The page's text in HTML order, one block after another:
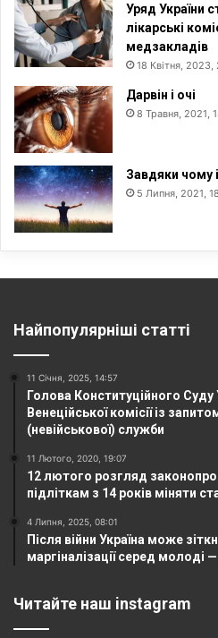
Уряд України
лікарські
медзакладів
18 Квітня, 2023,
Дарвін і очі
8 Травня, 2021,
Завдяки чому
5 Липня, 2021,
Найпопулярніші статті
11 Січня, 2025, 14:57
Голова Конституційного Суду
Венеційської комісії із
(невійськової) служби
11 Лютого, 2020, 19:07
12 лютого розгляд
підліткам з 14 років міняти
4 Липня, 2025, 08:01
Після війни Україна може
маргіналізації серед молоді
Читайте наш instagram